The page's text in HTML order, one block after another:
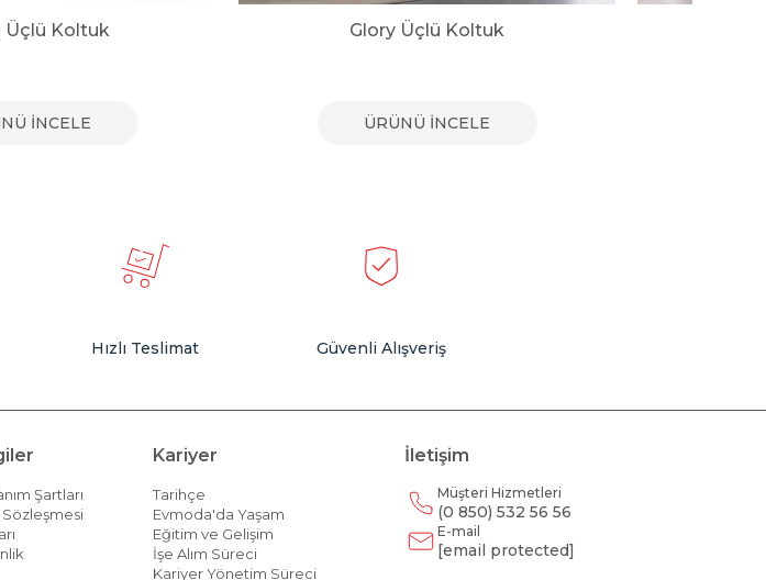
Üçlü Koltuk
İNCELE
Glory Üçlü Koltuk
ÜRÜNÜ İNCELE
Hızlı Teslimat Güvenli Alışveriş
Şartları
Sözleşmesi
Kariyer
Tarihçe
Evmoda'da Yaşam
Eğitim ve Gelişim
İşe Alım Süreci
Kariyer Yönetim Süreci
İletişim
Müşteri Hizmetleri
(0 850) 532 56 56
E-mail
[email protected]